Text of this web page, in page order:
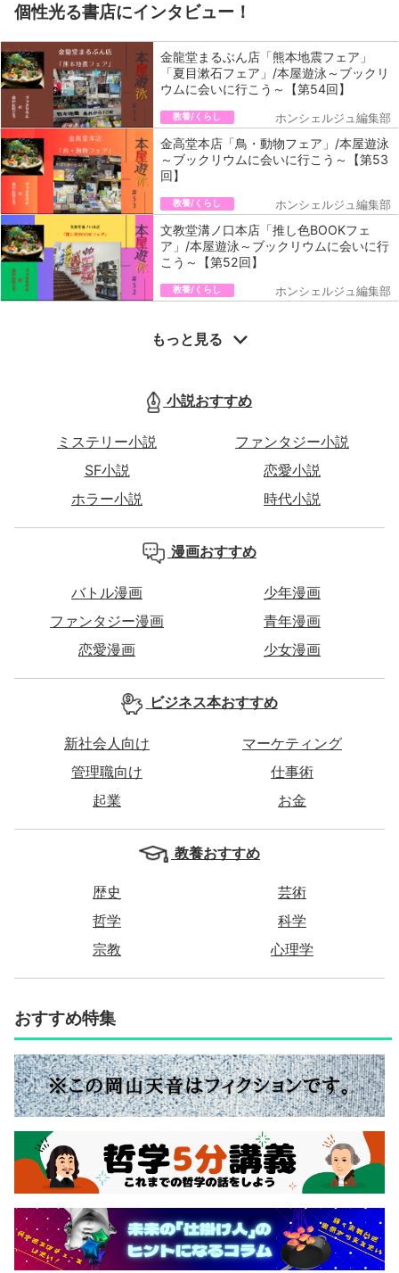
個性光る書店にインタビュー！
金龍堂まるぶん店「熊本地震フェア」
「夏目漱石フェア」/本屋遊泳～ブックリ
ウムに会いに行こう～【第54回】
教養/くらし ホンシェルジュ編集部
金高堂本店「鳥・動物フェア」/本屋遊泳
～ブックリウムに会いに行こう～【第53
回】
教養/くらし ホンシェルジュ編集部
文教堂溝ノ口本店「推し色BOOKフェ
ア」/本屋遊泳～ブックリウムに会いに行
こう～【第52回】
教養/くらし ホンシェルジュ編集部
もっと見る
小説おすすめ
ミステリー小説
ファンタジー小説
SF小説
恋愛小説
ホラー小説
時代小説
漫画おすすめ
バトル漫画
少年漫画
ファンタジー漫画
青年漫画
恋愛漫画
少女漫画
ビジネス本おすすめ
新社会人向け
マーケティング
管理職向け
仕事術
起業
お金
教養おすすめ
歴史
芸術
哲学
科学
宗教
心理学
おすすめ特集